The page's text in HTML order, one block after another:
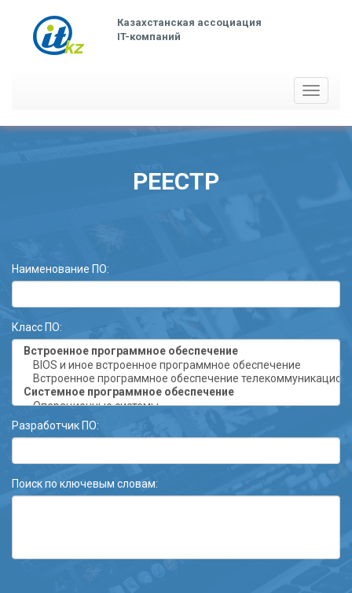
Казахстанская ассоциация
IT-компаний
Toggle
РЕЕСТР
Наименование ПО:
Класс ПО:
Разработчик ПО:
Поиск по ключевым словам: